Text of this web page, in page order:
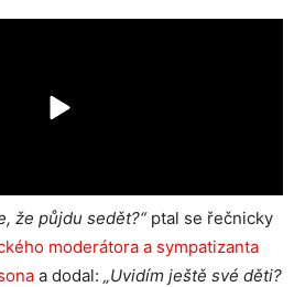
že půjdu sedět?“ptal se řečnicky
moderátora a sympatizanta
a dodal: „Uvidím ještě své děti?